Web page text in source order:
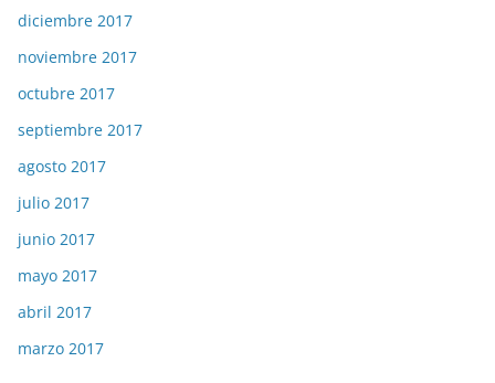
diciembre 2017
noviembre 2017
octubre 2017
septiembre 2017
agosto 2017
julio 2017
junio 2017
mayo 2017
abril 2017
marzo 2017